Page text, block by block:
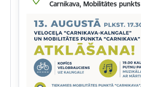
Carnikava, Mobilitātes punkts